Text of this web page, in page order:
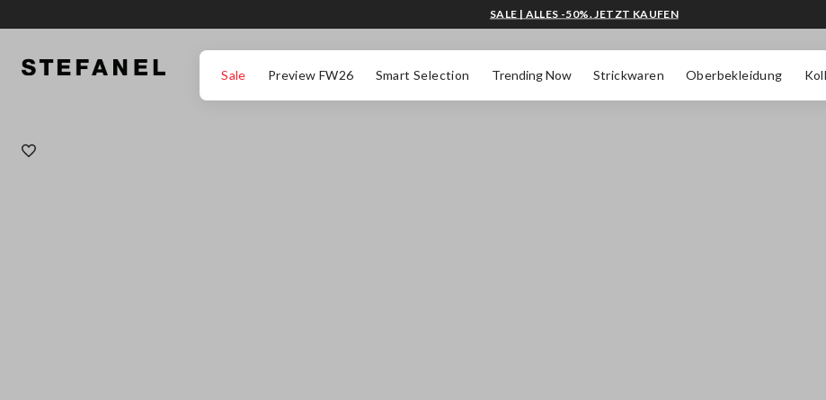
Sale Preview FW26 Smart Selection Trending Now Strickwaren Oberbekleidung
SALE | ALLES -50%. JETZT KAUFEN